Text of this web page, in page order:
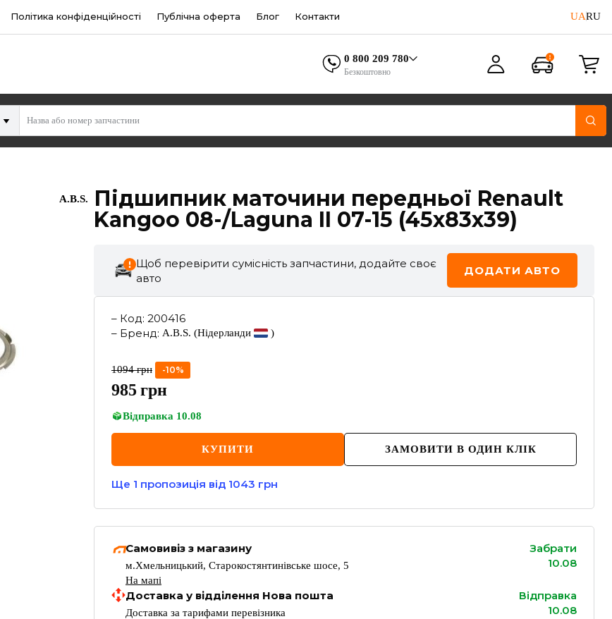
Політика конфіденційності Публічна оферта Блог Контакти UARU
0 800 209 780
Безкоштовно
A.B.S.
Підшипник маточини передньої Renault
Kangoo 08-/Laguna II 07-15 (45x83x39)
Щоб перевірити сумісність запчастини, додайте своє
авто
ДОДАТИ АВТО
– Код: 200416
– Бренд: A.B.S. (Нідерланди )
1094 грн -10%
985 грн
Відправка 10.08
КУПИТИ ЗАМОВИТИ В ОДИН КЛІК
Ще 1 пропозиція від 1043 грн
Самовивіз з магазину
м.Хмельницький, Старокостянтинівське шосе, 5
На мапі
Забрати
10.08
Доставка у відділення Нова пошта
Доставка за тарифами перевізника
Відправка
10.08